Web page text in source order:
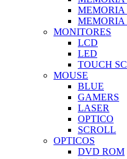
MEMORIA
MEMORIA
MONITORES
LCD
LED
TOUCH
MOUSE
BLUE
GAMERS
LASER
OPTICO
SCROLL
OPTICOS
DVD ROM